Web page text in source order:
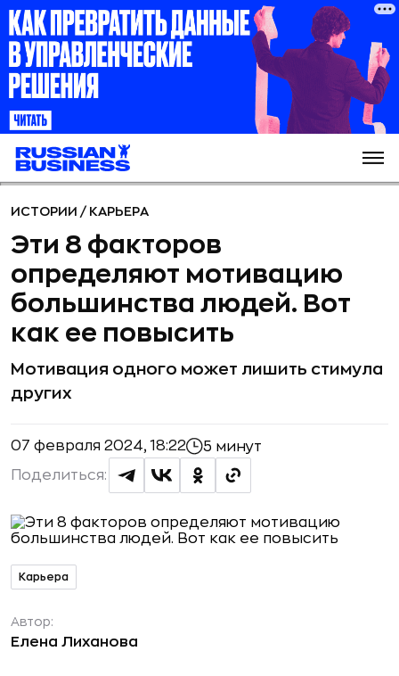
ИСТОРИИ / КАРЬЕРА
Эти 8 факторов
определяют мотивацию
большинства людей. Вот
как ее повысить
Мотивация одного может лишить стимула
других
07 февраля 2024, 18:22 5 минут
Поделиться:
Карьера
Автор:
Елена Лиханова